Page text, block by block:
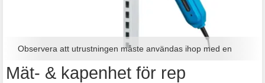
Mät- & kapenhet för rep
Observera att utrustningen måste användas ihop med en
kapskena. Bilden visar ett exempel.